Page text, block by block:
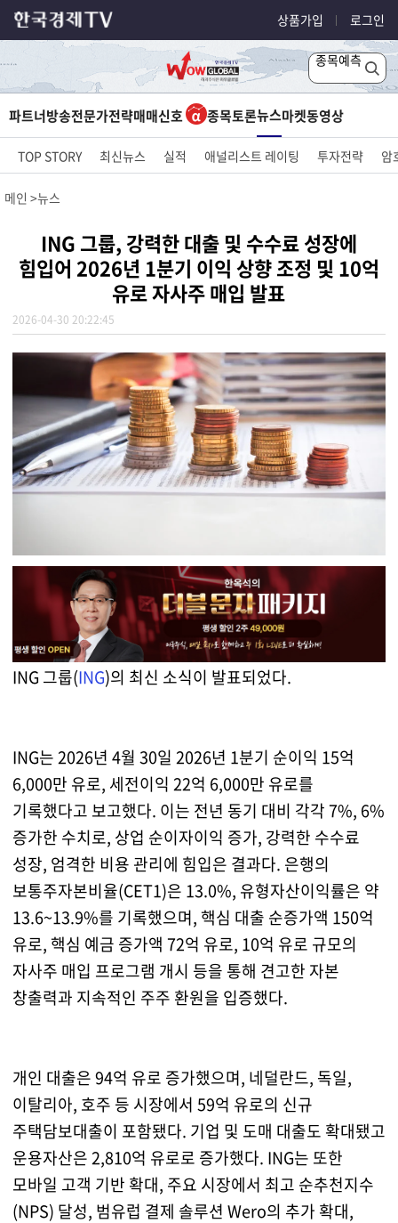
상품가입 로그인
종목예측
파트너방송전문가전략매매신호 종목토론뉴스마켓동영상
TOP STORY 최신뉴스 실적 애널리스트 레이팅 투자전략 암
메인 뉴스
ING 그룹, 강력한 대출 및 수수료 성장에
힘입어 2026년 1분기 이익 상향 조정 및 10억
유로 자사주 매입 발표
2026-04-30 20:22:45
ING 그룹(ING)의 최신 소식이 발표되었다.
ING는 2026년 4월 30일 2026년 1분기 순이익 15억
6,000만 유로, 세전이익 22억 6,000만 유로를
기록했다고 보고했다. 이는 전년 동기 대비 각각 7%, 6%
증가한 수치로, 상업 순이자이익 증가, 강력한 수수료
성장, 엄격한 비용 관리에 힘입은 결과다. 은행의
보통주자본비율(CET1)은 13.0%, 유형자산이익률은 약
13.6~13.9%를 기록했으며, 핵심 대출 순증가액 150억
유로, 핵심 예금 증가액 72억 유로, 10억 유로 규모의
자사주 매입 프로그램 개시 등을 통해 견고한 자본
창출력과 지속적인 주주 환원을 입증했다.
개인 대출은 94억 유로 증가했으며, 네덜란드, 독일,
이탈리아, 호주 등 시장에서 59억 유로의 신규
주택담보대출이 포함됐다. 기업 및 도매 대출도 확대됐고
운용자산은 2,810억 유로로 증가했다. ING는 또한
모바일 고객 기반 확대, 주요 시장에서 최고 순추천지수
(NPS) 달성, 범유럽 결제 솔루션 Wero의 추가 확대,